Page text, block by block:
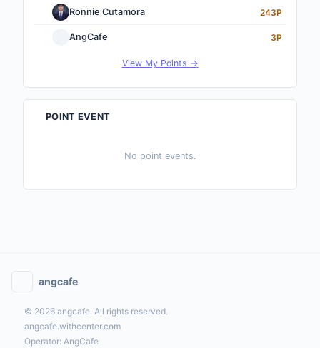
Ronnie Cutamora 243P
AngCafe 3P
View My Points →
POINT EVENT
No point events.
angcafe
© 2026 angcafe. All rights reserved.
angcafe.withcenter.com
Operator: AngCafe